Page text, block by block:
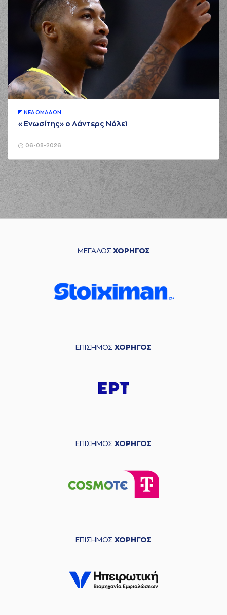
06-08-2026
ΝΕA ΟΜAΔΩΝ
«Ενωσίτης» ο Λάντερς Νόλεϊ
ΜΕΓΑΛΟΣ ΧΟΡΗΓΟΣ
ΕΠΙΣΗΜΟΣ ΧΟΡΗΓΟΣ
ΕΠΙΣΗΜΟΣ ΧΟΡΗΓΟΣ
ΕΠΙΣΗΜΟΣ ΧΟΡΗΓΟΣ